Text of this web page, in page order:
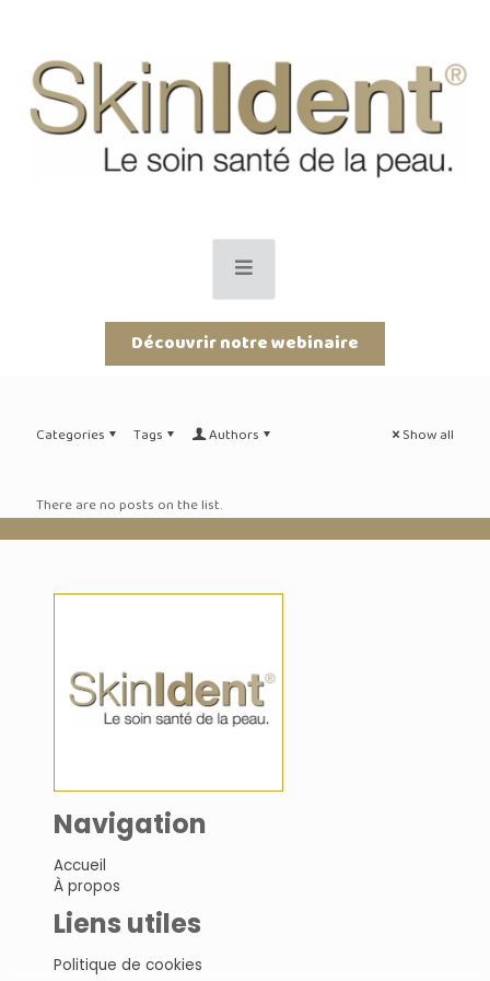
Découvrir notre webinaire
Categories Tags Authors Show all
There are no posts on the list.
Navigation
Accueil
À propos
Liens utiles
Politique de cookies